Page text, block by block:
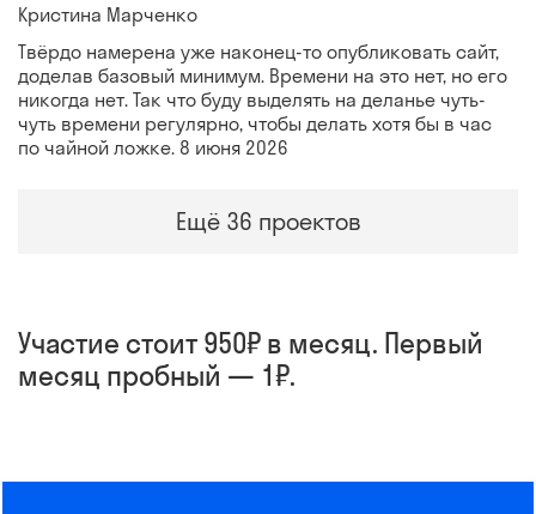
Кристина Марченко
Твёрдо намерена уже наконец-то опубликовать сайт,
доделав базовый минимум. Времени на это нет, но его
никогда нет. Так что буду выделять на деланье чуть-
чуть времени регулярно, чтобы делать хотя бы в час
по чайной ложке. 8 июня 2026
Ещё 36 проектов
Участие стоит 950₽ в месяц. Первый
месяц пробный — 1₽.